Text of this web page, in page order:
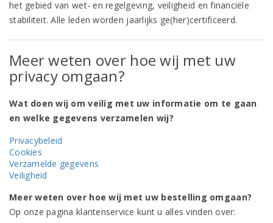
het gebied van wet- en regelgeving, veiligheid en financiële
stabiliteit. Alle leden worden jaarlijks ge(her)certificeerd.
Meer weten over hoe wij met uw
privacy omgaan?
Wat doen wij om veilig met uw informatie om te gaan
en welke gegevens verzamelen wij?
Privacybeleid
Cookies
Verzamelde gegevens
Veiligheid
Meer weten over hoe wij met uw bestelling omgaan?
Op onze pagina klantenservice kunt u alles vinden over: